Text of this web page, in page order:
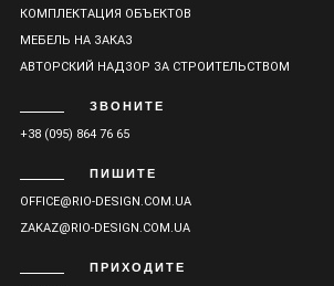
КОМПЛЕКТАЦИЯ ОБЪЕКТОВ
МЕБЕЛЬ НА ЗАКАЗ
АВТОРСКИЙ НАДЗОР ЗА СТРОИТЕЛЬСТВОМ
ЗВОНИТЕ
+38 (095) 864 76 65
ПИШИТЕ
OFFICE@RIO-DESIGN.COM.UA
ZAKAZ@RIO-DESIGN.COM.UA
ПРИХОДИТЕ